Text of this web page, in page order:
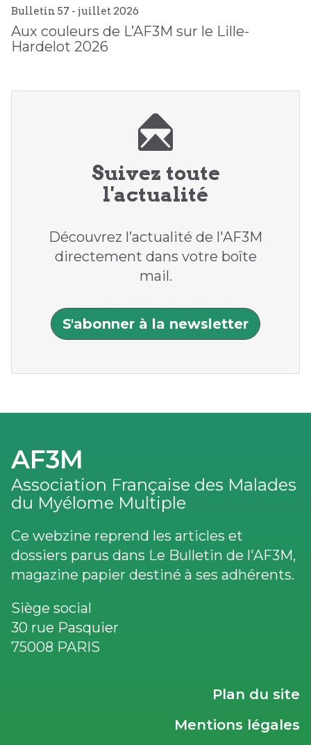
Bulletin 57 - juillet 2026
Aux couleurs de L’AF3M sur le Lille-
Hardelot 2026
Suivez toute
l'actualité
Découvrez l’actualité de l'AF3M
directement dans votre boîte
mail.
S'abonner à la newsletter
AF3M
Association Française des Malades
du Myélome Multiple
Ce webzine reprend les articles et
dossiers parus dans Le Bulletin de l'AF3M,
magazine papier destiné à ses adhérents.
Siège social
30 rue Pasquier
75008 PARIS
Plan du site
Mentions légales